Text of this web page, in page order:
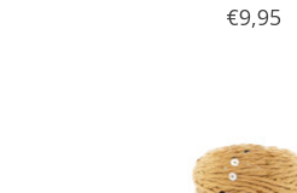
€9,95